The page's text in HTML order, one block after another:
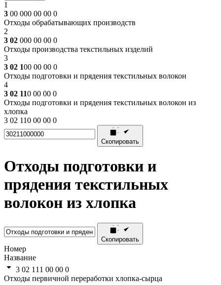
1
3 00 000 00 00 0
Отходы обрабатывающих производств
2
3 02 000 00 00 0
Отходы производства текстильных изделий
3
3 02 100 00 00 0
Отходы подготовки и прядения текстильных волокон
4
3 02 110 00 00 0
Отходы подготовки и прядения текстильных волокон из
хлопка
3 02 110 00 00 0
Скопировать
Отходы подготовки и
прядения текстильных
волокон из хлопка
Скопировать
Номер
Название
3 02 111 00 00 0
Отходы первичной переработки хлопка-сырца